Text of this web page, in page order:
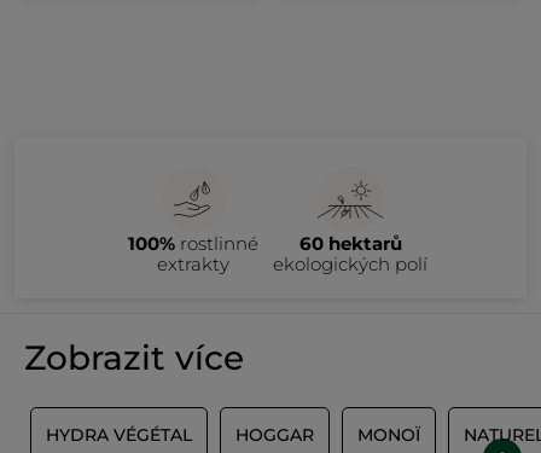
100% rostlinné
extrakty
60 hektarů
ekologických polí
Zobrazit více
HYDRA VÉGÉTAL HOGGAR MONOÏ